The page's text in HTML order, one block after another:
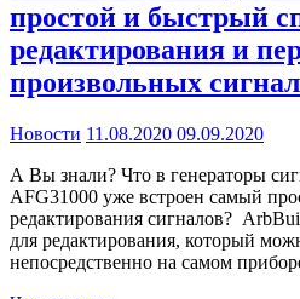
простой и быстрый
редактирования и
произвольных
Новости 11.08.2020 09.09.2020
А Вы знали? Что в генераторы
AFG31000 уже встроен самый
редактирования сигналов?
для редактирования, который
непосредственно на самом